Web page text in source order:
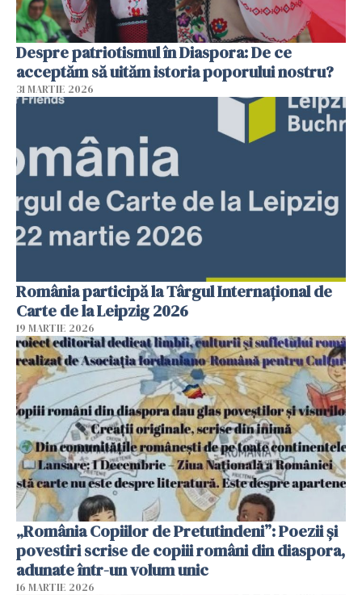
Despre patriotismul în Diaspora: De ce
acceptăm să uităm istoria poporului nostru?
31 MARTIE 2026
România participă la Târgul Internațional de
Carte de la Leipzig 2026
19 MARTIE 2026
„România Copiilor de Pretutindeni”: Poezii și
povestiri scrise de copiii români din diaspora,
adunate într-un volum unic
16 MARTIE 2026